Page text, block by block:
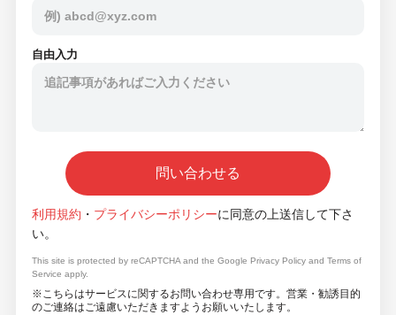
自由入力
問い合わせる
利用規約 ・ プライバシーポリシーに同意の上送信して下さ
い。
This site is protected by reCAPTCHA and the Google Privacy Policyand Terms of
Service apply.
※こちらはサービスに関するお問い合わせ専用です。営業・勧誘目的
のご連絡はご遠慮いただきますようお願いいたします。